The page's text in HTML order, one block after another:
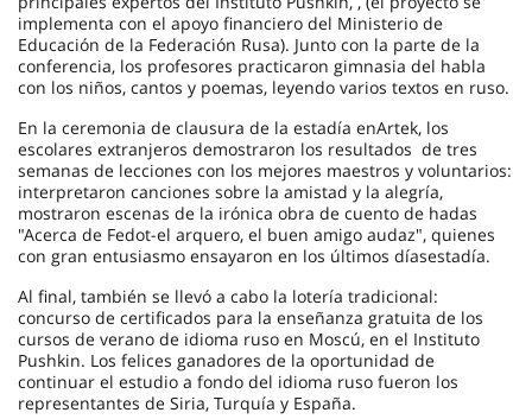
implementa con el apoyo financiero del Ministerio de
Educación de la Federación Rusa). Junto con la parte de la
conferencia, los profesores practicaron gimnasia del habla
con los niños, cantos y poemas, leyendo varios textos en ruso.
En la ceremonia de clausura de la estadía enArtek, los
escolares extranjeros demostraron los resultados de tres
semanas de lecciones con los mejores maestros y voluntarios:
interpretaron canciones sobre la amistad y la alegría,
mostraron escenas de la irónica obra de cuento de hadas
"Acerca de Fedot-el arquero, el buen amigo audaz", quienes
con gran entusiasmo ensayaron en los últimos díasestadía.
Al final, también se llevó a cabo la lotería tradicional:
concurso de certificados para la enseñanza gratuita de los
cursos de verano de idioma ruso en Moscú, en el Instituto
Pushkin. Los felices ganadores de la oportunidad de
continuar el estudio a fondo del idioma ruso fueron los
representantes de Siria, Turquía y España.